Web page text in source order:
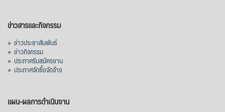
ข่าวสารและกิจกรรม
» ข่าวประชาสัมพันธ์
» ข่าวกิจกรรม
» ประกาศรับสมัครงาน
» ประกาศจัดซื้อจัดจ้าง
แผน-ผลการดำเนินงาน